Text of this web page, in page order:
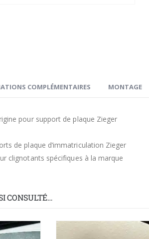
COMPLÉMENTAIRES MONTAGE
pour support de plaque Zieger
de plaque d’immatriculation Zieger
clignotants spécifiques à la marque
CONSULTÉ…